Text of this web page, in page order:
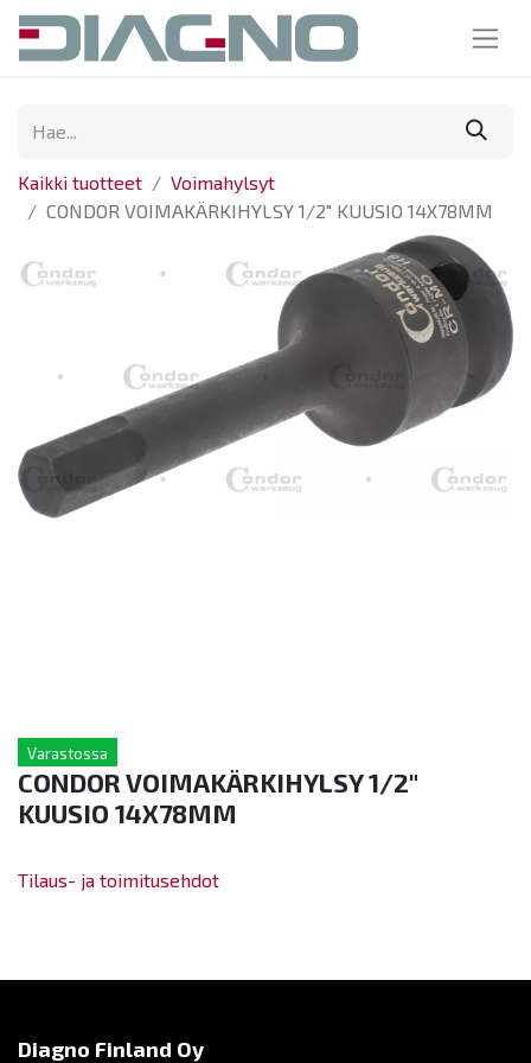
Kaikki tuotteet
Voimahylsyt
CONDOR VOIMAKÄRKIHYLSY 1/2" KUUSIO 14X78MM
Varastossa
CONDOR VOIMAKÄRKIHYLSY 1/2"
KUUSIO 14X78MM
Tilaus- ja toimitusehdot
Diagno Finland Oy